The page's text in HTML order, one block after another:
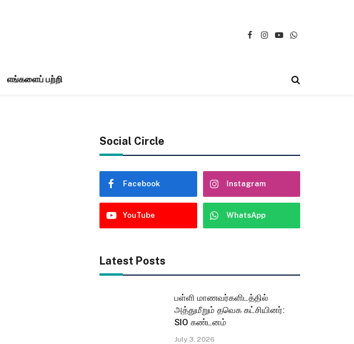
Facebook
Instagram
YouTubeWhatsApp
எங்களைப் பற்றி
Social Circle
Facebook Instagram
YouTube WhatsApp
Latest Posts
பள்ளி மாணவர்களிடத்தில்
அத்துமீறும் தவெக கட்சியினர்:
SIO கண்டனம்
July 3, 2026